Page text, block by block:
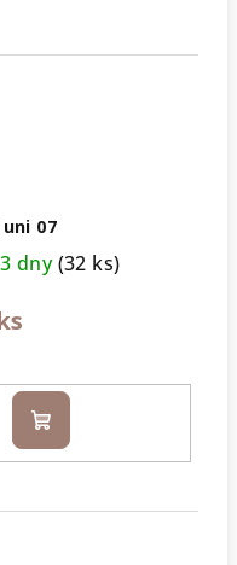
07
dny(32 ks)
Do
košíku